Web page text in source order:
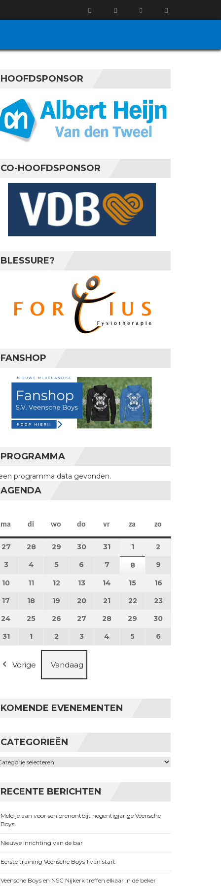
HOOFDSPONSOR
CO-HOOFDSPONSOR
BLESSURE?
FANSHOP
PROGRAMMA
programma data gevonden.
AGENDA
ma maandag
di dinsdag
wo woensdag
do donderdag
vr vrijdag
za zaterdag
zo
27 27 juli 2026
28 28 juli 2026
29 29 juli 2026
3030 juli 2026
31 31 juli 2026
11 augustus 2026
2
3 3 augustus 2026
4 4 augustus 2026
55 augustus 2026
6 6 augustus 2026
7 7 augustus 2026
88 augustus 2026
9
10 10 augustus 2026
11 11 augustus 2026
12 12 augustus 2026
13 13 augustus 2026
14 14 augustus 2026
15 15 augustus 2026
16
17 17 augustus 2026
18 18 augustus 2026
19 19 augustus 2026
20 20 augustus 2026
21 21 augustus 2026
22 22 augustus 2026
23
24 24 augustus 2026
25 25 augustus 2026
26 26 augustus 2026
27 27 augustus 2026
28 28 augustus 2026
29 29 augustus 2026
30
3131 augustus 2026
1 1 september 2026
2 2 september 2026
3 3 september 2026
4 4 september 2026
5 5 september 2026
6
Vorige Vandaag
KOMENDE EVENEMENTEN
CATEGORIEËN
RECENTE BERICHTEN
Meld je aan voor seniorenontbijt negentigjarige Veensche
Boys
Nieuwe inrichting van de bar
Eerste training Veensche Boys 1 van start
Veensche Boys en NSC Nijkerk treffen elkaar in de beker